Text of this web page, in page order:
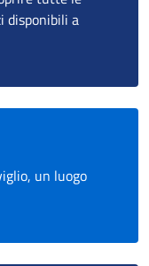
disponibili a
un luogo